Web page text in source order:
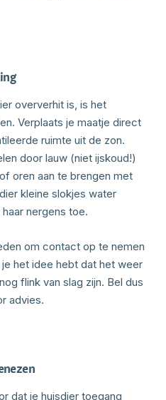
oververhit is, is het
Verplaats je maatje direct
ruimte uit de zon.
door lauw (niet ijskoud!)
oren aan te brengen met
kleine slokjes water
nergens toe.
om contact op te nemen
het idee hebt dat het weer
flink van slag zijn. Bel dus
advies.
dat je huisdier toegang